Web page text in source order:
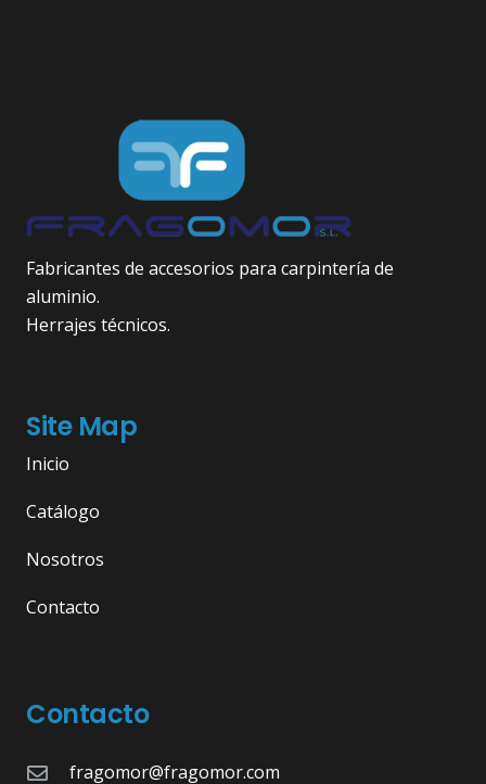
Fabricantes de accesorios para carpintería de
aluminio.
Herrajes técnicos.
Site Map
Inicio
Catálogo
Nosotros
Contacto
Contacto
fragomor@fragomor.com